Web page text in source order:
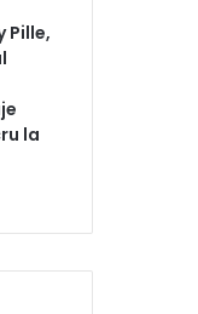
Pille,
la